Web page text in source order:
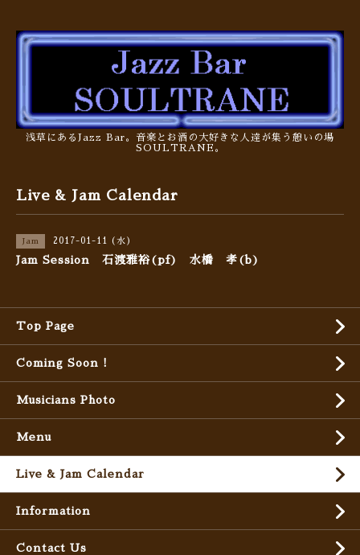
浅草にあるJazz Bar。音楽とお酒の大好きな人達が集う憩いの場
SOULTRANE。
Live & Jam Calendar
Jam 2017-01-11 (水)
Jam Session 石渡雅裕(pf) 水橋 孝(b)
Top Page
Coming Soon !
Musicians Photo
Menu
Live & Jam Calendar
Information
Contact Us